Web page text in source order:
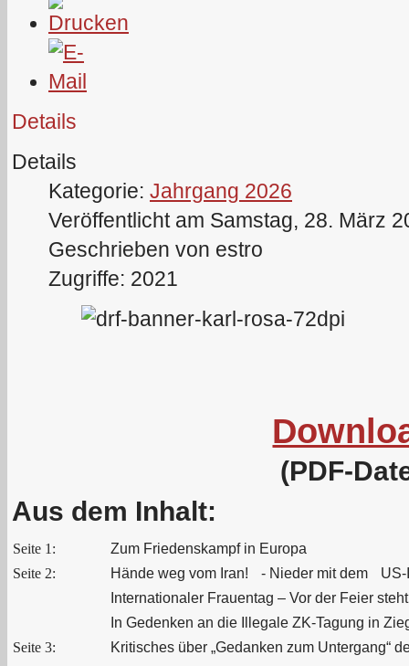
Details
Details
Kategorie: Jahrgang 2026
Veröffentlicht am Samstag, 28. März
Geschrieben von estro
Zugriffe: 2021
(PDF-
Aus dem Inhalt:
Seite 1:
Zum Friedenskampf in Europa
Seite 2:
Hände weg vom Iran! - Nieder mit dem US-
Internationaler Frauentag – Vor der Feier
In Gedenken an die Illegale ZK‑Tagung in
Seite 3:
Kritisches über „Gedanken zum Untergang“